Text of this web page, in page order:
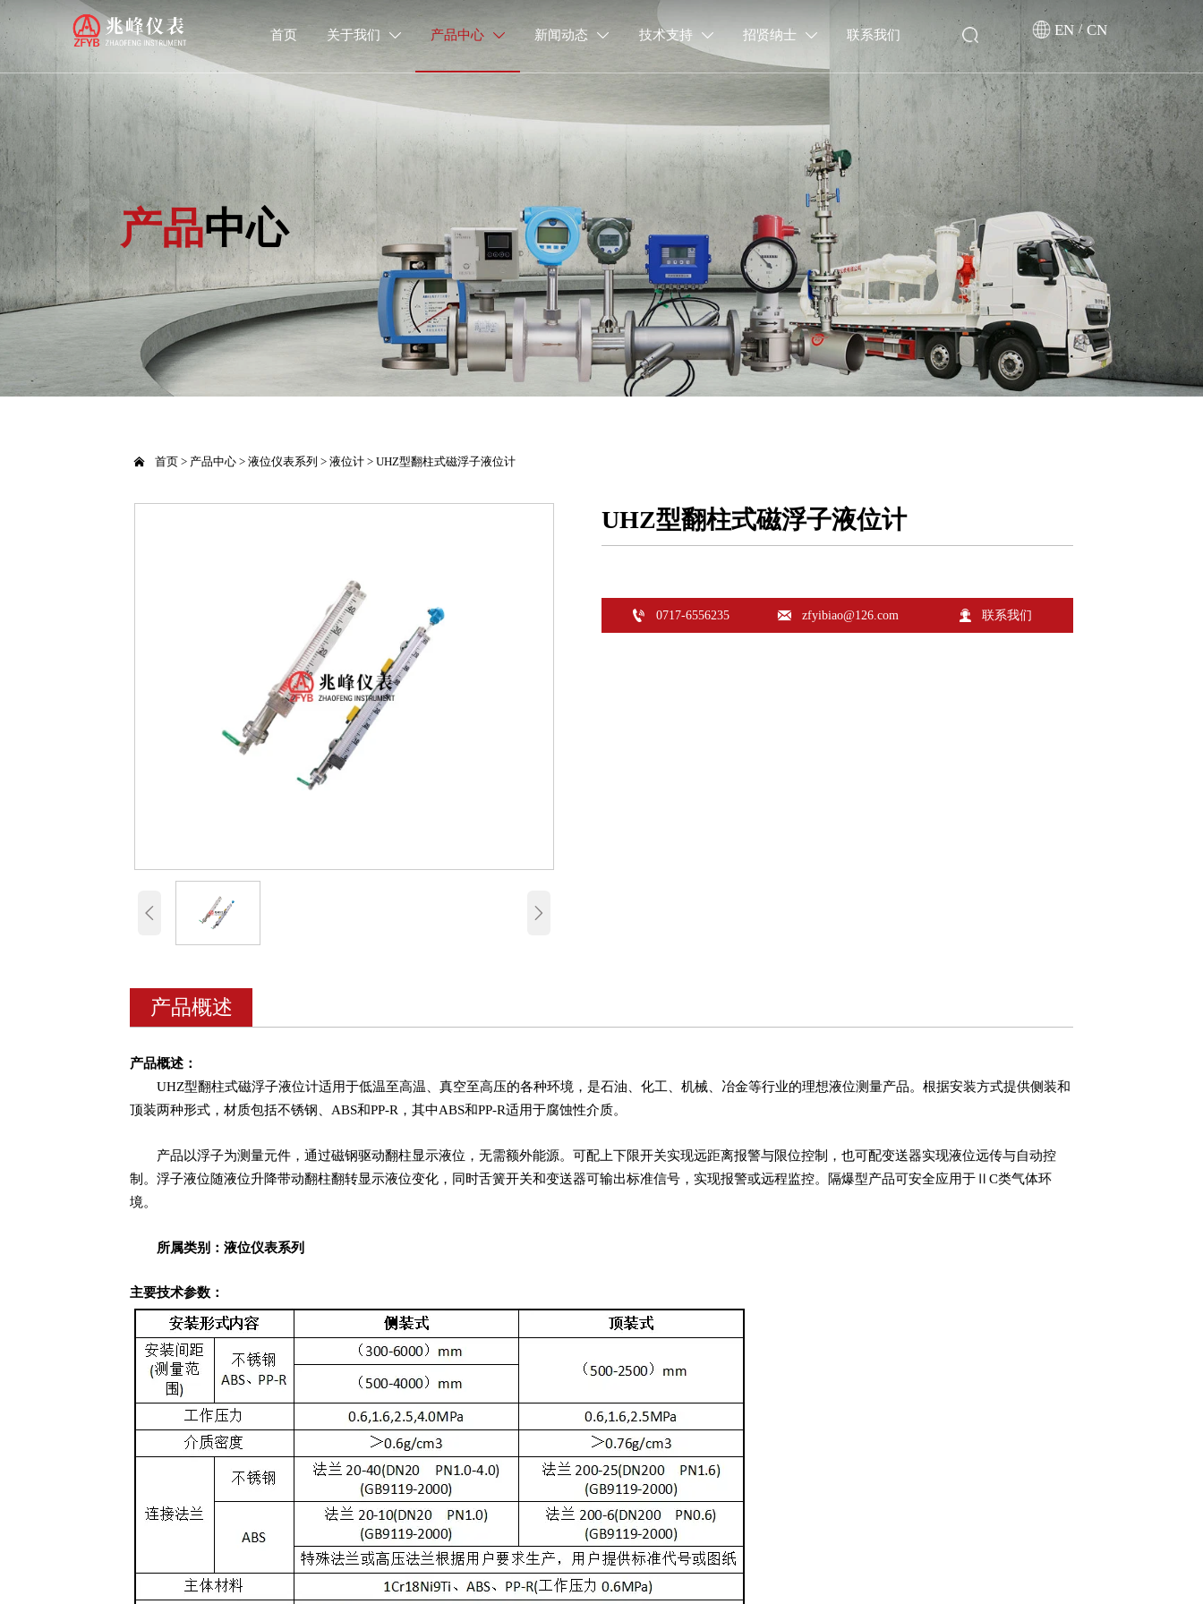
首页 关于我们  产品中心  新闻动态  技术支持  招贤纳士  联系我们 EN / CN
产品中心
 首页 > 产品中心 >液位仪表系列 >液位计 >UHZ型翻柱式磁浮子液位计
 
UHZ型翻柱式磁浮子液位计
 0717-6556235  zfyibiao@126.com  联系我们
产品概述
产品概述：
UHZ型翻柱式磁浮子液位计适用于低温至高温、真空至高压的各种环境，是石油、化工、机械、冶金等行业的理想液位测量产品。根据安装方式提供侧装和
顶装两种形式，材质包括不锈钢、ABS和PP-R，其中ABS和PP-R适用于腐蚀性介质。
产品以浮子为测量元件，通过磁钢驱动翻柱显示液位，无需额外能源。可配上下限开关实现远距离报警与限位控制，也可配变送器实现液位远传与自动控
制。浮子液位随液位升降带动翻柱翻转显示液位变化，同时舌簧开关和变送器可输出标准信号，实现报警或远程监控。隔爆型产品可安全应用于ⅡC类气体环
境。
所属类别：液位仪表系列
主要技术参数：